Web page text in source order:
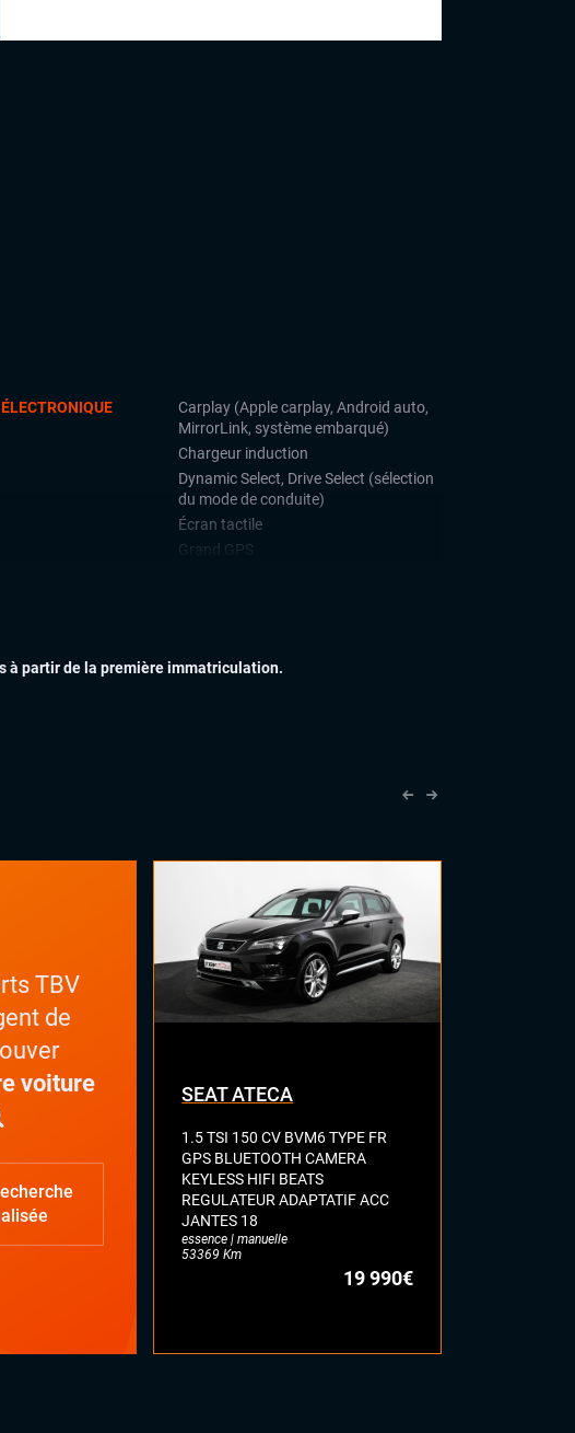
ÉLECTRONIQUE
Carplay (Apple carplay, Android auto,
MirrorLink, système embarqué)
Chargeur induction
Dynamic Select, Drive Select (sélection
du mode de conduite)
Écran tactile
Grand GPS
Systeme HIFI DYNAUDIO
Rétroviseurs dégivrants
Toit ouvrant panoramique
Toit panoramique
INTÉRIEUR
Accoudoir central
Rétroviseur intérieur jour/nuit
Rétroviseurs électriques
Sellerie alcantara
Vitres électriques
Volant cuir
Volant sport
à partir de la première immatriculation.
TBV
de
voiture
SEAT ATECA
1.5 TSI 150 CV BVM6 TYPE FR
GPS BLUETOOTH CAMERA
KEYLESS HIFI BEATS
REGULATEUR ADAPTATIF ACC
JANTES 18
essence | manuelle
53369 Km
19 990€